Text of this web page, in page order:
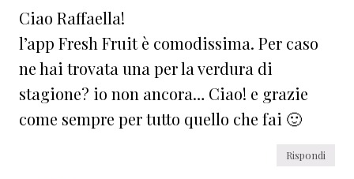
Ciao Raffaella!
l’app Fresh Fruit è comodissima. Per caso
ne hai trovata una per la verdura di
stagione? io non ancora… Ciao! e grazie
come sempre per tutto quello che fai 🙂
Rispondi